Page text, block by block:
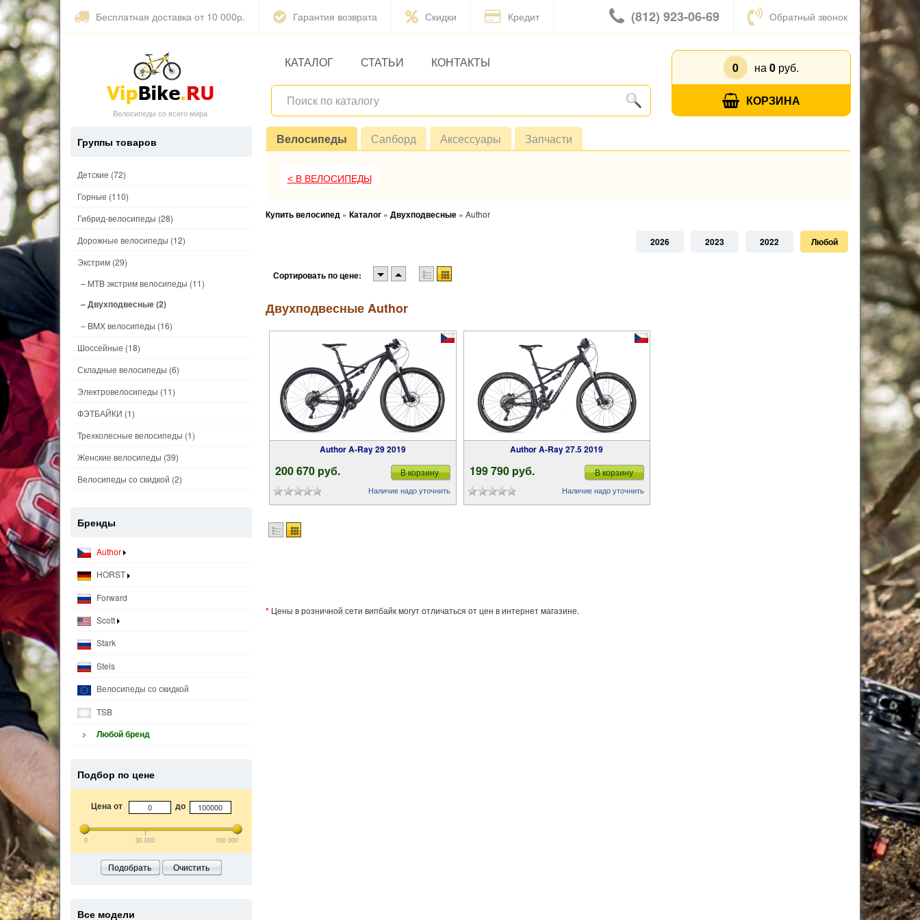
Бесплатная доставка от 10 000р. Гарантия возврата Скидки Кредит (812) 923-06-69 Обратный звонок
Велосипеды со всего мира
КАТАЛОГ СТАТЬИ КОНТАКТЫ 0 на 0руб.
КОРЗИНА
Велосипеды Сапборд Аксессуары Запчасти
< В ВЕЛОСИПЕДЫ
Купить велосипед » Каталог » Двухподвесные » Author
2026 2023 2022 Любой
Сортировать по цене:
Двухподвесные Author
Author A-Ray 29 2019
200 670 pуб. В корзину
Наличие надо уточнить
Author A-Ray 27.5 2019
199 790 pуб. В корзину
Наличие надо уточнить
* Цены в розничной сети випбайк могут отличаться от цен в интернет магазине.
Группы товаров
Детские (72)
Горные (110)
Гибрид-велосипеды (28)
Дорожные велосипеды (12)
Экстрим (29)
– MTB экстрим велосипеды (11)
– Двухподвесные(2)
– BMX велосипеды (16)
Шоссейные (18)
Складные велосипеды (6)
Электровелосипеды (11)
ФЭТБАЙКИ (1)
Трехколесные велосипеды (1)
Женские велосипеды (39)
Велосипеды со скидкой (2)
Бренды
Author
HORST
Forward
Scott
Stark
Stels
Велосипеды со скидкой
TSB
Любой бренд
Подбор по цене
Цена от до
0 30 000 100 000
Подобрать Очистить
Все модели